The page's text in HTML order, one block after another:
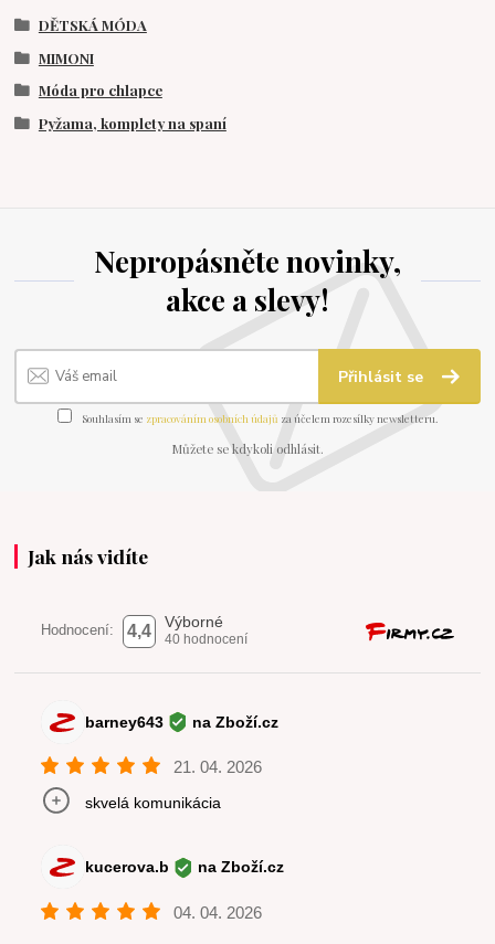
DĚTSKÁ MÓDA
MIMONI
Móda pro chlapce
Pyžama, komplety na spaní
Nepropásněte novinky,
akce a slevy!
Přihlásit se
Souhlasím se zpracováním osobních údajů za účelem rozesílky newsletteru.
Můžete se kdykoli odhlásit.
Jak nás vidíte